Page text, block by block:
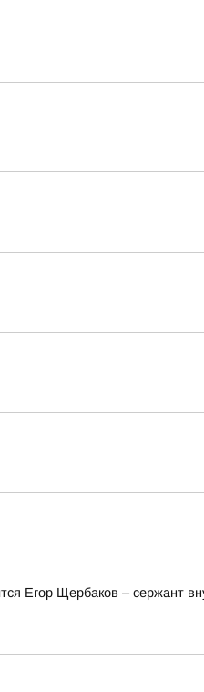
Егор Щербаков – сержант